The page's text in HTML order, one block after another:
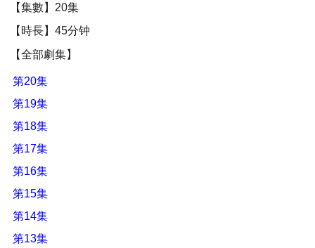
【集數】20集
【時長】45分钟
【全部劇集】
第20集
第19集
第18集
第17集
第16集
第15集
第14集
第13集